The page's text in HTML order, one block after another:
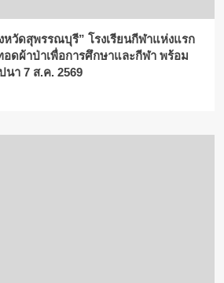
หวัดสุพรรณบุรี” โรงเรียนกีฬาแห่งแรก
ดผ้าป่าเพื่อการศึกษาและกีฬา พร้อม
า 7 ส.ค. 2569